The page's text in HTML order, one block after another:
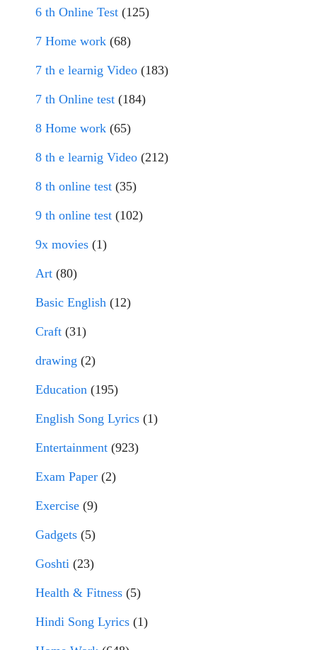
6 th Online Test (125)
7 Home work (68)
7 th e learnig Video (183)
7 th Online test (184)
8 Home work (65)
8 th e learnig Video (212)
8 th online test (35)
9 th online test (102)
9x movies (1)
Art (80)
Basic English (12)
Craft (31)
drawing (2)
Education (195)
English Song Lyrics (1)
Entertainment (923)
Exam Paper (2)
Exercise (9)
Gadgets (5)
Goshti (23)
Health & Fitness (5)
Hindi Song Lyrics (1)